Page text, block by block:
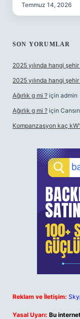
Temmuz 14, 2026
SON YORUMLAR
2025 yılında hangi
2025 yılında hangi
Ağırlık g mi ? için admin
Ağırlık g mi ? için
Kompanzasyon kaç
Reklam ve İletişim:
Yasal Uyarı: Bu